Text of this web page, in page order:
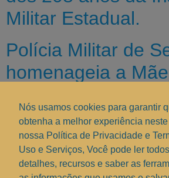
Militar Estadual.
Polícia Militar de
homenageia a
Fonte: PMSE.
Nós usamos cookies para garantir
obtenha a melhor experiência
nossa Política de Privacidade e
Uso e Serviços, Você pode ler
detalhes, recursos e saber as